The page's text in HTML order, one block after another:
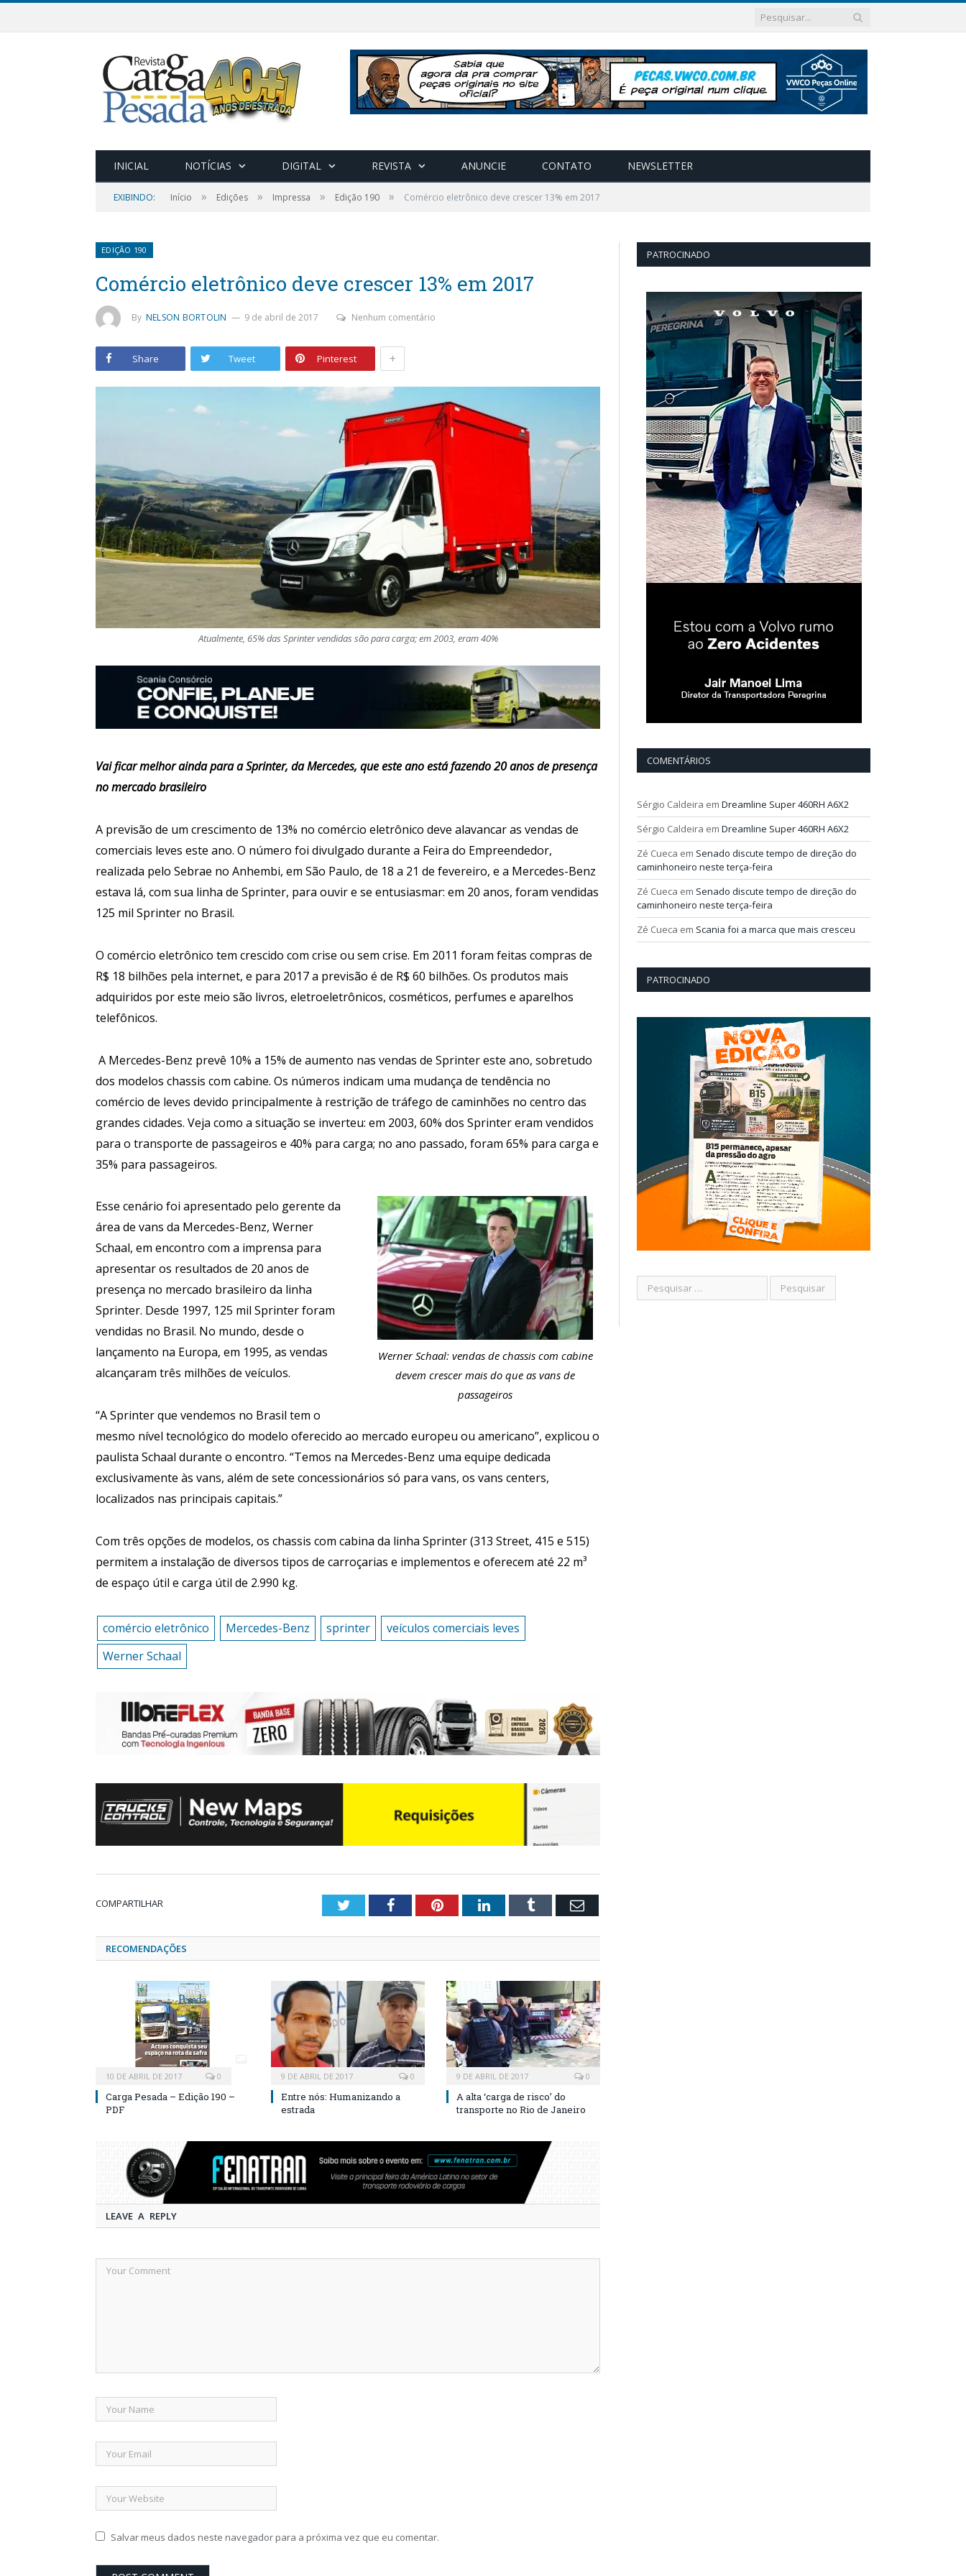
INICIAL NOTÍCIAS DIGITAL REVISTA ANUNCIE CONTATO NEWSLETTER
EXIBINDO: Início » Edições » Impressa » Edição 190 » Comércio eletrônico deve crescer 13% em 2017
EDIÇÃO 190
Comércio eletrônico deve crescer 13% em 2017
By NELSON BORTOLIN 9 de abril de 2017 Nenhum comentário
Share Tweet Pinterest +
Atualmente, 65% das Sprinter vendidas são para carga; em 2003, eram 40%
Vai ficar melhor ainda para a Sprinter, da Mercedes, que este ano está fazendo 20 anos de presença
no mercado brasileiro
A previsão de um crescimento de 13% no comércio eletrônico deve alavancar as vendas de
comerciais leves este ano. O número foi divulgado durante a Feira do Empreendedor,
realizada pelo Sebrae no Anhembi, em São Paulo, de 18 a 21 de fevereiro, e a Mercedes-Benz
estava lá, com sua linha de Sprinter, para ouvir e se entusiasmar: em 20 anos, foram vendidas
125 mil Sprinter no Brasil.
O comércio eletrônico tem crescido com crise ou sem crise. Em 2011 foram feitas compras de
R$ 18 bilhões pela internet, e para 2017 a previsão é de R$ 60 bilhões. Os produtos mais
adquiridos por este meio são livros, eletroeletrônicos, cosméticos, perfumes e aparelhos
telefônicos.
A Mercedes-Benz prevê 10% a 15% de aumento nas vendas de Sprinter este ano, sobretudo
dos modelos chassis com cabine. Os números indicam uma mudança de tendência no
comércio de leves devido principalmente à restrição de tráfego de caminhões no centro das
grandes cidades. Veja como a situação se inverteu: em 2003, 60% dos Sprinter eram vendidos
para o transporte de passageiros e 40% para carga; no ano passado, foram 65% para carga e
35% para passageiros.
Werner Schaal: vendas de chassis com cabine
devem crescer mais do que as vans de
passageiros
Esse cenário foi apresentado pelo gerente da
área de vans da Mercedes-Benz, Werner
Schaal, em encontro com a imprensa para
apresentar os resultados de 20 anos de
presença no mercado brasileiro da linha
Sprinter. Desde 1997, 125 mil Sprinter foram
vendidas no Brasil. No mundo, desde o
lançamento na Europa, em 1995, as vendas
alcançaram três milhões de veículos.
“A Sprinter que vendemos no Brasil tem o
mesmo nível tecnológico do modelo oferecido ao mercado europeu ou americano”, explicou o
paulista Schaal durante o encontro. “Temos na Mercedes-Benz uma equipe dedicada
exclusivamente às vans, além de sete concessionários só para vans, os vans centers,
localizados nas principais capitais.”
Com três opções de modelos, os chassis com cabina da linha Sprinter (313 Street, 415 e 515)
permitem a instalação de diversos tipos de carroçarias e implementos e oferecem até 22 m³
de espaço útil e carga útil de 2.990 kg.
comércio eletrônico Mercedes-Benz sprinter
veículos comerciais leves
Werner Schaal
COMPARTILHAR TwitterFacebookPinterestLinkedInTumblr Email
RECOMENDAÇÕES
10 DE ABRIL DE 2017 0
Carga Pesada – Edição 190 –
PDF
9 DE ABRIL DE 2017 0
Entre nós: Humanizando a
estrada
9 DE ABRIL DE 2017 0
A alta ‘carga de risco’ do
transporte no Rio de Janeiro
LEAVE A REPLY
Salvar meus dados neste navegador para a próxima vez que eu comentar.
PATROCINADO
COMENTÁRIOS
Sérgio Caldeira em Dreamline Super 460RH A6X2
Sérgio Caldeira em Dreamline Super 460RH A6X2
Zé Cueca em Senado discute tempo de direção do
caminhoneiro neste terça-feira
Zé Cueca em Senado discute tempo de direção do
caminhoneiro neste terça-feira
Zé Cueca em Scania foi a marca que mais cresceu
PATROCINADO